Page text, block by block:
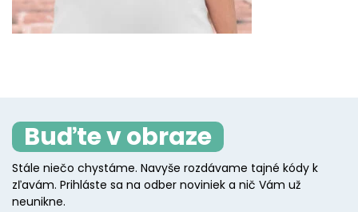
Buďte v obraze
Stále niečo chystáme. Navyše rozdávame tajné kódy k
zľavám. Prihláste sa na odber noviniek a nič Vám už
neunikne.